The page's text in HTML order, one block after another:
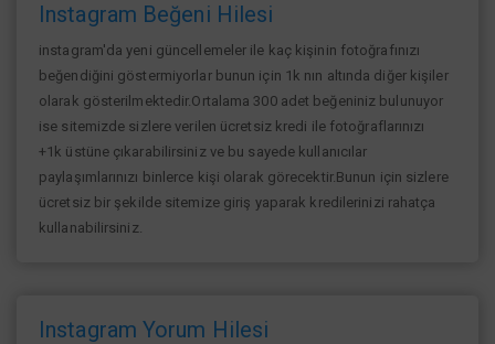
Instagram Beğeni Hilesi
instagram'da yeni güncellemeler ile kaç kişinin fotoğrafınızı
beğendiğini göstermiyorlar bunun için 1k nın altında diğer kişiler
olarak gösterilmektedir.Ortalama 300 adet beğeniniz bulunuyor
ise sitemizde sizlere verilen ücretsiz kredi ile fotoğraflarınızı
+1k üstüne çıkarabilirsiniz ve bu sayede kullanıcılar
paylaşımlarınızı binlerce kişi olarak görecektir.Bunun için sizlere
ücretsiz bir şekilde sitemize giriş yaparak kredilerinizi rahatça
kullanabilirsiniz.
Instagram Yorum Hilesi